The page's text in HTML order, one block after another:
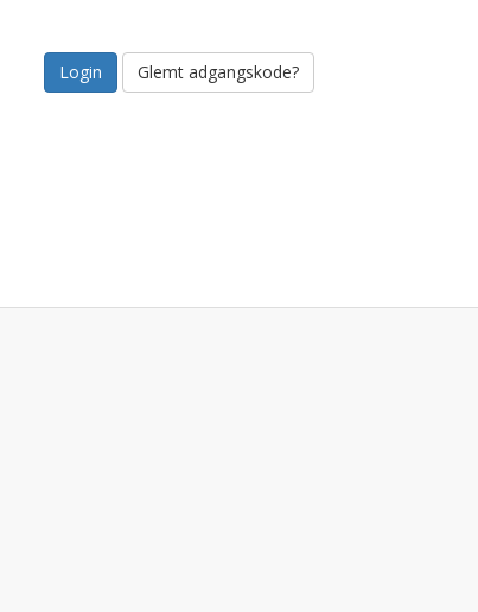
Glemt adgangskode?